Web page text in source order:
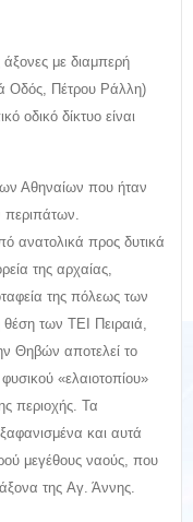
άξονες με διαμπερή
Οδός, Πέτρου Ράλλη)
οδικό δίκτυο είναι
Αθηναίων που ήταν
περιπάτων.
ανατολικά προς δυτικά
της αρχαίας,
της πόλεως των
των ΤΕΙ Πειραιά,
Θηβών αποτελεί το
«ελαιοτοπίου»
περιοχής. Τα
και αυτά
μεγέθους ναούς, που
άξονα της Aγ. Άννης.